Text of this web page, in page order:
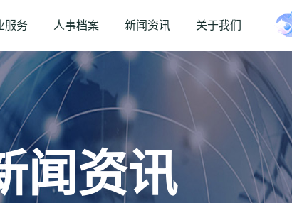
服务 人事档案 新闻资讯 关于我们
闻资讯